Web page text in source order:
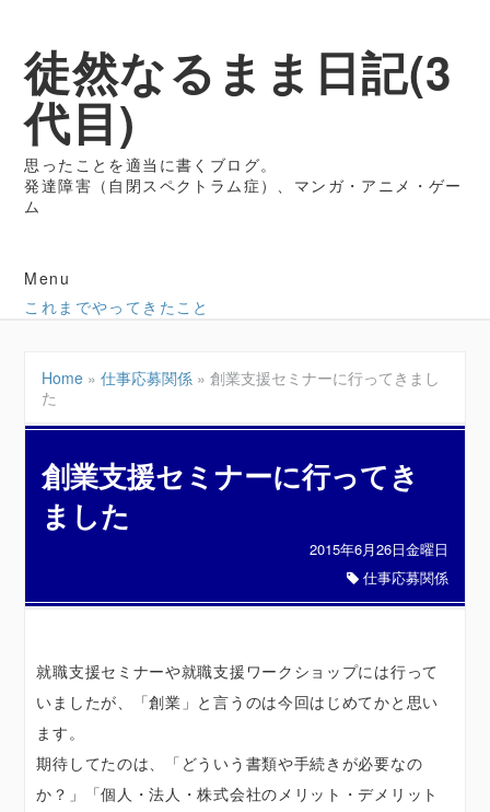
徒然なるまま日記(3
代目)
思ったことを適当に書くブログ。
発達障害（自閉スペクトラム症）、マンガ・アニメ・ゲー
ム
Menu
これまでやってきたこと
Home »仕事応募関係 »創業支援セミナーに行ってきまし
た
創業支援セミナーに行ってき
ました
2015年6月26日金曜日
仕事応募関係
就職支援セミナーや就職支援ワークショップには行って
いましたが、「創業」と言うのは今回はじめてかと思い
ます。
期待してたのは、「どういう書類や手続きが必要なの
か？」「個人・法人・株式会社のメリット・デメリット